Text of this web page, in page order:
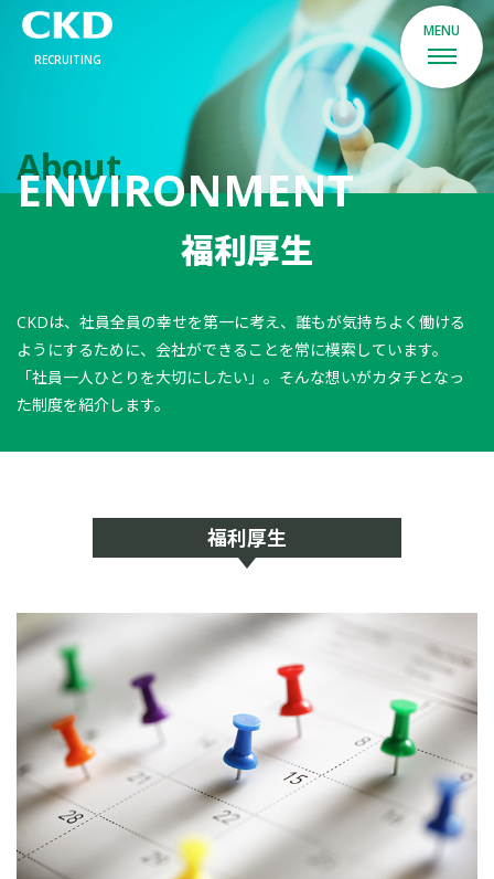
RECRUITING
About
ENVIRONMENT
福利厚生
CKDは、社員全員の幸せを第一に考え、誰もが気持ちよく働ける
ようにするために、会社ができることを常に模索しています。
「社員一人ひとりを大切にしたい」。そんな想いがカタチとなっ
た制度を紹介します。
福利厚生